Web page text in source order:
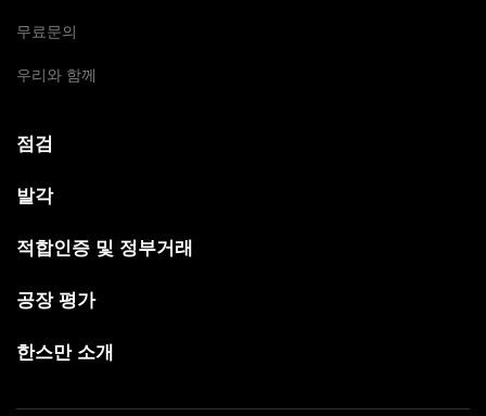
무료문의
우리와 함께
점검
발각
적합인증 및 정부거래
공장 평가
한스만 소개